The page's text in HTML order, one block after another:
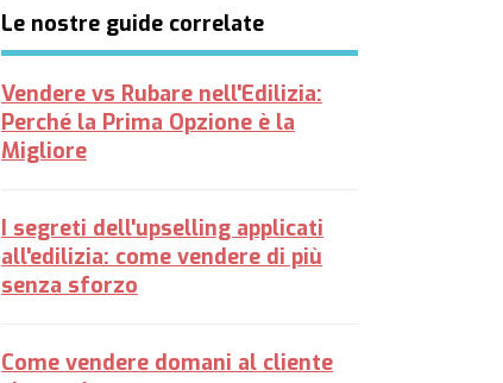
Le nostre guide correlate
Vendere vs Rubare nell'Edilizia:
Perché la Prima Opzione è la
Migliore
I segreti dell'upselling applicati
all'edilizia: come vendere di più
senza sforzo
Come vendere domani al cliente